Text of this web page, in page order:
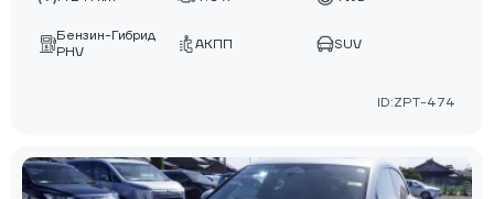
Бензин-Гибрид
PHV
АКПП SUV
ID:ZPT-474